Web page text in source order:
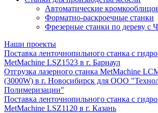
Автоматические
Форматно-раскроечные станки
Фрезерные станки по дереву с
Наши проекты
Поставка ленточнопильного станка c
MetMachine LSZ1523 в г. Барнаул
Отгрузка лазерного станка MetMachine
(3000W) в г. Новосибирск для ООО
Полимеризации"
Поставка ленточнопильного станка c
MetMachine LSZ1120 в г. Казань